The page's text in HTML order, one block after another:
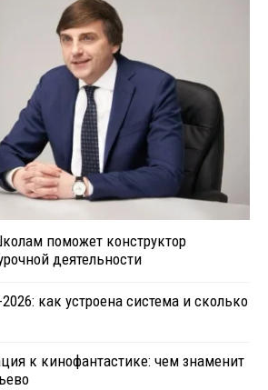
поможет конструктор
деятельности
как устроена система и сколько
к кинофантастике: чем знаменит